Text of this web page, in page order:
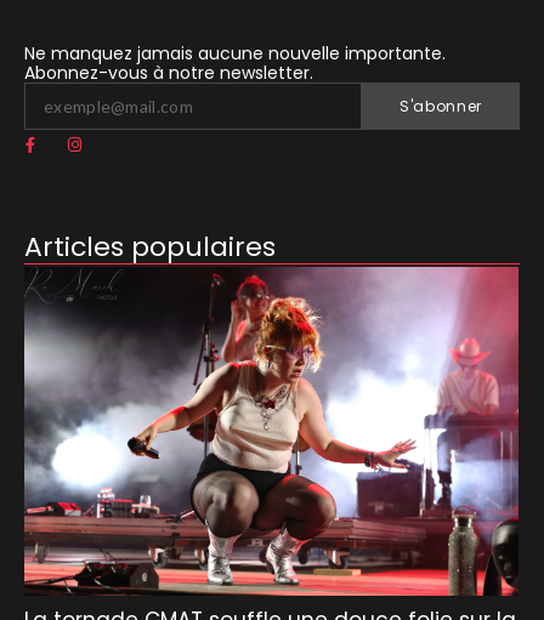
Ne manquez jamais aucune nouvelle importante.
Abonnez-vous à notre newsletter.
S'abonner
Articles populaires